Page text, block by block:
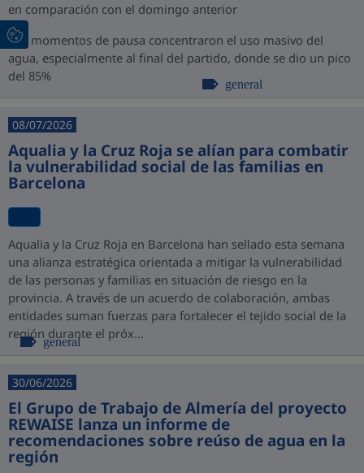
en comparación con el domingo anterior
Los momentos de pausa concentraron el uso masivo del
agua, especialmente al final del partido, donde se dio un pico
del 85%
general
08/07/2026
Aqualia y la Cruz Roja se alían para combatir
la vulnerabilidad social de las familias en
Barcelona
Aqualia y la Cruz Roja en Barcelona han sellado esta semana
una alianza estratégica orientada a mitigar la vulnerabilidad
de las personas y familias en situación de riesgo en la
provincia. A través de un acuerdo de colaboración, ambas
entidades suman fuerzas para fortalecer el tejido social de la
región durante el próx...
general
30/06/2026
El Grupo de Trabajo de Almería del proyecto
REWAISE lanza un informe de
recomendaciones sobre reúso de agua en la
región